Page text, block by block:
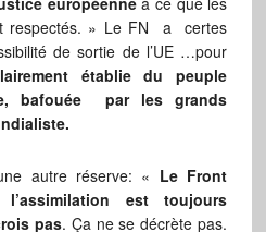
respectés. » Le FN a certes
de sortie de l’UE …pour
établie du peuple
bafouée par les grands
autre réserve: « Le Front
est toujours
pas. Ça ne se décrète pas.